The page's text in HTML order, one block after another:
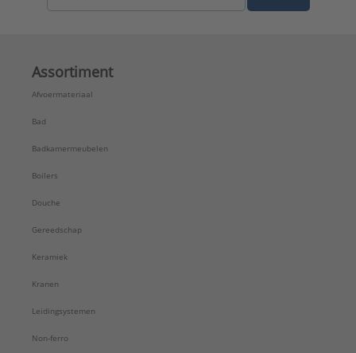
Assortiment
Afvoermateriaal
Bad
Badkamermeubelen
Boilers
Douche
Gereedschap
Keramiek
Kranen
Leidingsystemen
Non-ferro